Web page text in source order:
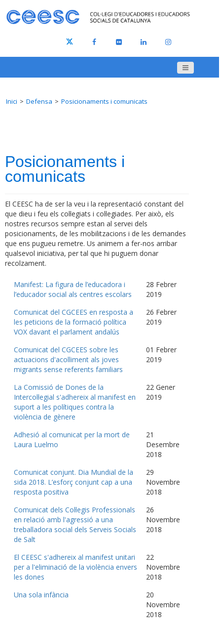
Inici Defensa Posicionaments i comunicats
Posicionaments i
comunicats
El CEESC ha de ser la veu i la representació constant del
que dieu i feu els col·legiats i col·legiades. Per això, els
nostres recursos sempre estan al servei dels
posicionaments, de les mobilitzacions i de les demandes
que ens pugueu remetre. Us animem a fer-nos arribar
qualsevol iniciativa, per tal que hi puguem donar
recolzament.
Manifest: La figura de l’educadora i
l’educador social als centres escolars
28 Febrer
2019
Comunicat del CGCEES en resposta a
les peticions de la formació política
VOX davant el parlament andalús
26 Febrer
2019
Comunicat del CGCEES sobre les
actuacions d'acolliment als joves
migrants sense referents familiars
01 Febrer
2019
La Comissió de Dones de la
Intercol·legial s'adhereix al manifest en
suport a les polítiques contra la
violència de gènere
22 Gener
2019
Adhesió al comunicat per la mort de
Laura Luelmo
21
Desembre
2018
Comunicat conjunt. Dia Mundial de la
sida 2018. L’esforç conjunt cap a una
resposta positiva
29
Novembre
2018
Comunicat dels Col·legis Professionals
en relació amb l'agressió a una
treballadora social dels Serveis Socials
de Salt
26
Novembre
2018
El CEESC s'adhereix al manifest unitari
per a l'eliminació de la violència envers
les dones
22
Novembre
2018
Una sola infància
20
Novembre
2018